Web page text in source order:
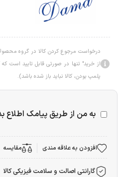
درخواست مرجوع کردن کالا در گروه
از خرید" تنها در صورتی قابل تایید است
پلمپ بودن، کالا نباید باز شده باشد).
به من از طریق پیامک اطلاع
افزودن به علاقه مندی مقایسه
گارانتی اصالت و سلامت فیزیکی کالا